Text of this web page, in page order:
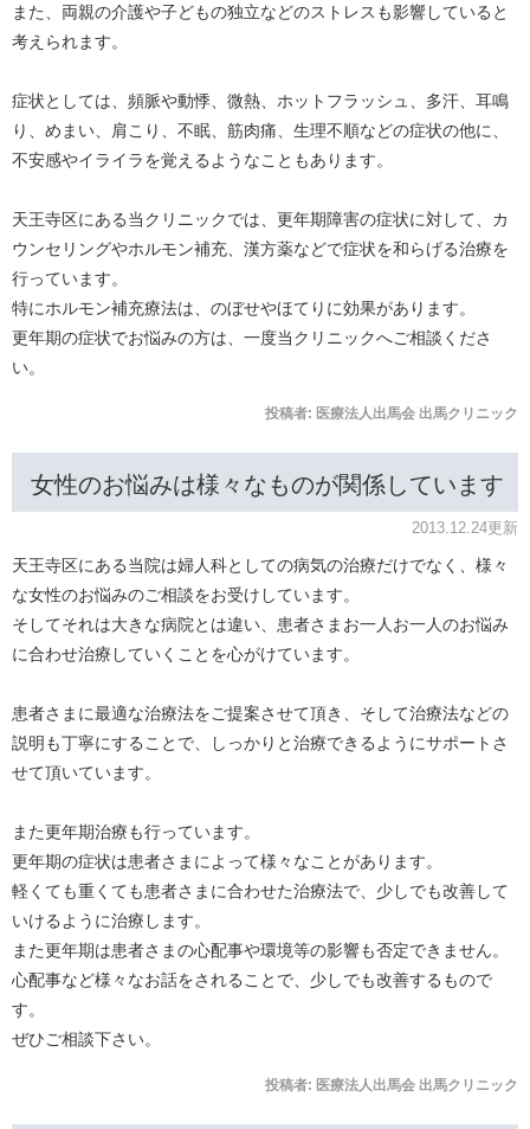
また、両親の介護や子どもの独立などのストレスも影響していると
考えられます。
症状としては、頻脈や動悸、微熱、ホットフラッシュ、多汗、耳鳴
り、めまい、肩こり、不眠、筋肉痛、生理不順などの症状の他に、
不安感やイライラを覚えるようなこともあります。
天王寺区にある当クリニックでは、更年期障害の症状に対して、カ
ウンセリングやホルモン補充、漢方薬などで症状を和らげる治療を
行っています。
特にホルモン補充療法は、のぼせやほてりに効果があります。
更年期の症状でお悩みの方は、一度当クリニックへご相談くださ
い。
投稿者: 医療法人出馬会 出馬クリニック
女性のお悩みは様々なものが関係しています
2013.12.24更新
天王寺区にある当院は婦人科としての病気の治療だけでなく、様々
な女性のお悩みのご相談をお受けしています。
そしてそれは大きな病院とは違い、患者さまお一人お一人のお悩み
に合わせ治療していくことを心がけています。
患者さまに最適な治療法をご提案させて頂き、そして治療法などの
説明も丁寧にすることで、しっかりと治療できるようにサポートさ
せて頂いています。
また更年期治療も行っています。
更年期の症状は患者さまによって様々なことがあります。
軽くても重くても患者さまに合わせた治療法で、少しでも改善して
いけるように治療します。
また更年期は患者さまの心配事や環境等の影響も否定できません。
心配事など様々なお話をされることで、少しでも改善するもので
す。
ぜひご相談下さい。
投稿者: 医療法人出馬会 出馬クリニック